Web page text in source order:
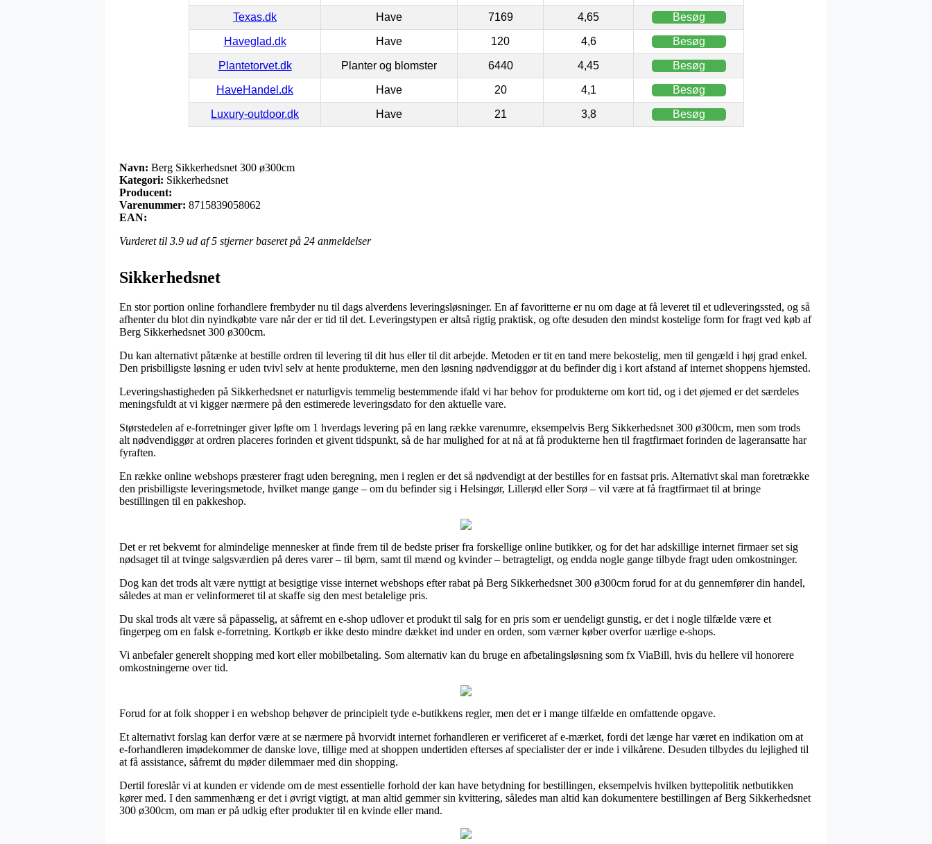
Texas.dk Have 7169 4,65 Besøg
Haveglad.dk Have 120 4,6 Besøg
Plantetorvet.dk Planter og blomster 6440 4,45 Besøg
HaveHandel.dk Have 20 4,1 Besøg
Luxury-outdoor.dk Have 21 3,8 Besøg
Navn: Berg Sikkerhedsnet 300 ø300cm
Kategori: Sikkerhedsnet
Producent:
Varenummer: 8715839058062
EAN:
Vurderet til 3.9 ud af 5 stjerner baseret på 24 anmeldelser
Sikkerhedsnet
En stor portion online forhandlere frembyder nu til dags alverdens leveringsløsninger. En af favoritterne er nu om dage at få leveret til et udleveringssted, og så
afhenter du blot din nyindkøbte vare når der er tid til det. Leveringstypen er altså rigtig praktisk, og ofte desuden den mindst kostelige form for fragt ved køb af
Berg Sikkerhedsnet 300 ø300cm.
Du kan alternativt påtænke at bestille ordren til levering til dit hus eller til dit arbejde. Metoden er tit en tand mere bekostelig, men til gengæld i høj grad enkel.
Den prisbilligste løsning er uden tvivl selv at hente produkterne, men den løsning nødvendiggør at du befinder dig i kort afstand af internet shoppens hjemsted.
Leveringshastigheden på Sikkerhedsnet er naturligvis temmelig bestemmende ifald vi har behov for produkterne om kort tid, og i det øjemed er det særdeles
meningsfuldt at vi kigger nærmere på den estimerede leveringsdato for den aktuelle vare.
Størstedelen af e-forretninger giver løfte om 1 hverdags levering på en lang række varenumre, eksempelvis Berg Sikkerhedsnet 300 ø300cm, men som trods
alt nødvendiggør at ordren placeres forinden et givent tidspunkt, så de har mulighed for at nå at få produkterne hen til fragtfirmaet forinden de lageransatte har
fyraften.
En række online webshops præsterer fragt uden beregning, men i reglen er det så nødvendigt at der bestilles for en fastsat pris. Alternativt skal man foretrække
den prisbilligste leveringsmetode, hvilket mange gange – om du befinder sig i Helsingør, Lillerød eller Sorø – vil være at få fragtfirmaet til at bringe
bestillingen til en pakkeshop.
Det er ret bekvemt for almindelige mennesker at finde frem til de bedste priser fra forskellige online butikker, og for det har adskillige internet firmaer set sig
nødsaget til at tvinge salgsværdien på deres varer – til børn, samt til mænd og kvinder – betragteligt, og endda nogle gange tilbyde fragt uden omkostninger.
Dog kan det trods alt være nyttigt at besigtige visse internet webshops efter rabat på Berg Sikkerhedsnet 300 ø300cm forud for at du gennemfører din handel,
således at man er velinformeret til at skaffe sig den mest betalelige pris.
Du skal trods alt være så påpasselig, at såfremt en e-shop udlover et produkt til salg for en pris som er uendeligt gunstig, er det i nogle tilfælde være et
fingerpeg om en falsk e-forretning. Kortkøb er ikke desto mindre dækket ind under en orden, som værner køber overfor uærlige e-shops.
Vi anbefaler generelt shopping med kort eller mobilbetaling. Som alternativ kan du bruge en afbetalingsløsning som fx ViaBill, hvis du hellere vil honorere
omkostningerne over tid.
Forud for at folk shopper i en webshop behøver de principielt tyde e-butikkens regler, men det er i mange tilfælde en omfattende opgave.
Et alternativt forslag kan derfor være at se nærmere på hvorvidt internet forhandleren er verificeret af e-mærket, fordi det længe har været en indikation om at
e-forhandleren imødekommer de danske love, tillige med at shoppen undertiden efterses af specialister der er inde i vilkårene. Desuden tilbydes du lejlighed til
at få assistance, såfremt du møder dilemmaer med din shopping.
Dertil foreslår vi at kunden er vidende om de mest essentielle forhold der kan have betydning for bestillingen, eksempelvis hvilken byttepolitik netbutikken
kører med. I den sammenhæng er det i øvrigt vigtigt, at man altid gemmer sin kvittering, således man altid kan dokumentere bestillingen af Berg Sikkerhedsnet
300 ø300cm, om man er på udkig efter produkter til en kvinde eller mand.